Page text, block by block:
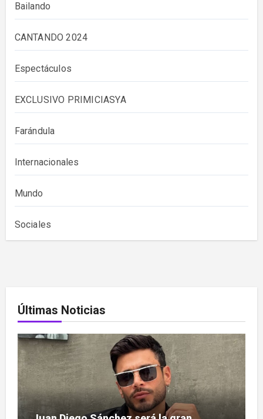
Bailando
CANTANDO 2024
Espectáculos
EXCLUSIVO PRIMICIASYA
Farándula
Internacionales
Mundo
Sociales
Últimas Noticias